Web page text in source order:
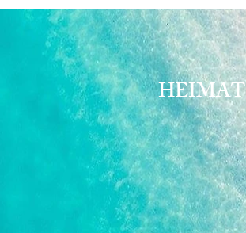
HEIMAT